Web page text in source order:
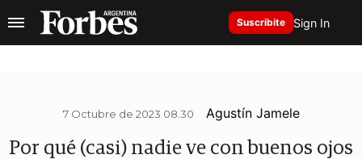
Suscribite Sign In
7 Octubre de 2023 08.30 Agustín Jamele
Por qué (casi) nadie ve con buenos ojos